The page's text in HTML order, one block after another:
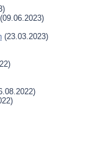
(09.06.2023)
(23.03.2023)